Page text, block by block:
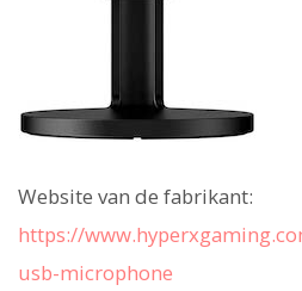
Website van de fabrikant:
https://
usb-microphone